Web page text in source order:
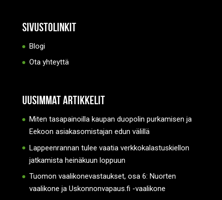
Sivustolinkit
Blogi
Ota yhteyttä
Uusimmat artikkelit
Miten tasapainoilla kaupan duopolin purkamisen ja
Eekoon asiakasomistajan edun välillä
Lappeenrannan tulee vaatia verkkokalastuskiellon
jatkamista heinäkuun loppuun
Tuomon vaalikonevastaukset, osa 6: Nuorten
vaalikone ja Uskonnonvapaus.fi -vaalikone